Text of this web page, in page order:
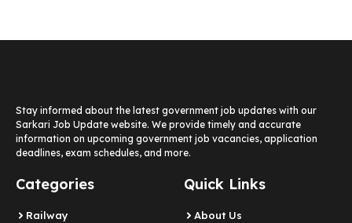
Stay informed about the latest government job updates with our
Sarkari Job Update website. We provide timely and accurate
information on upcoming government job vacancies, application
deadlines, exam schedules, and more.
Categories
Railway
Quick Links
About Us